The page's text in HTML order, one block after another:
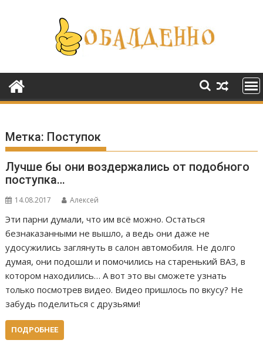
содержимому
Метка: Поступок
Лучше бы они воздержались от подобного
поступка…
14.08.2017 Алексей
Эти парни думали, что им всё можно. Остаться
безнаказанными не вышло, а ведь они даже не
удосужились заглянуть в салон автомобиля. Не долго
думая, они подошли и помочились на старенький ВАЗ, в
котором находились… А вот это вы сможете узнать
только посмотрев видео. Видео пришлось по вкусу? Не
забудь поделиться с друзьями!
ПОДРОБНЕЕ